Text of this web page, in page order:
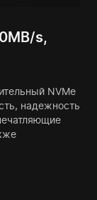
s,
NVMe
надежность